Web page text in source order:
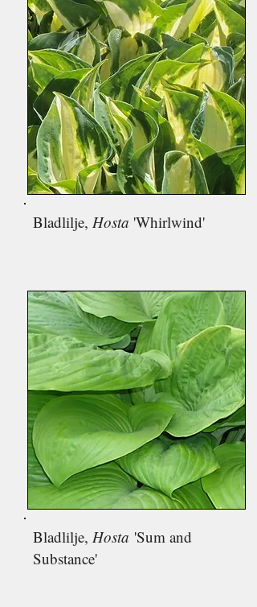
Bladlilje, Hosta 'Whirlwind'
Bladlilje, Hosta 'Sum and
Substance'